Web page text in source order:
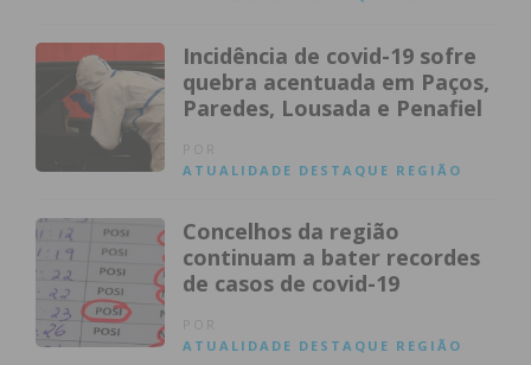
Incidência de covid-19 sofre
quebra acentuada em Paços,
Paredes, Lousada e Penafiel
ATUALIDADE DESTAQUE REGIÃO
Concelhos da região
continuam a bater recordes
de casos de covid-19
ATUALIDADE DESTAQUE REGIÃO